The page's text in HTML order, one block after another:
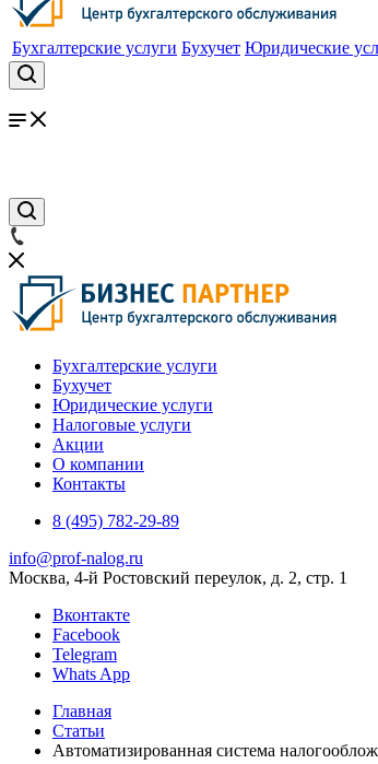
Бухгалтерские услуги Бухучет Юридические
Бухгалтерские услуги
Бухучет
Юридические услуги
Налоговые услуги
Акции
О компании
Контакты
8 (495) 782-29-89
info@prof-nalog.ru
Москва, 4-й Ростовский переулок, д. 2, стр. 1
Вконтакте
Facebook
Telegram
Whats App
Главная
Статьи
Автоматизированная система